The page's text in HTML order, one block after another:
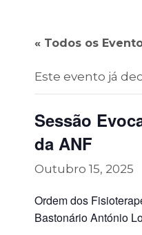
« Todos os
Este evento já
Sessão
da ANF
Outubro 15, 2025
Ordem dos
Bastonário António